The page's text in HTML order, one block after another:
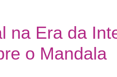
na Era da
o Mandala